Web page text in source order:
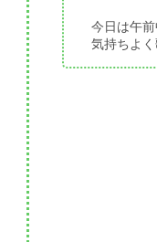
今日は午前
気持ちよ